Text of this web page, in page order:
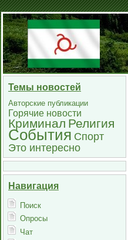
Темы новостей
Авторские публикации
Горячие новости
Криминал Религия
События Спорт
Это интересно
Навигация
Поиск
Опросы
Чат